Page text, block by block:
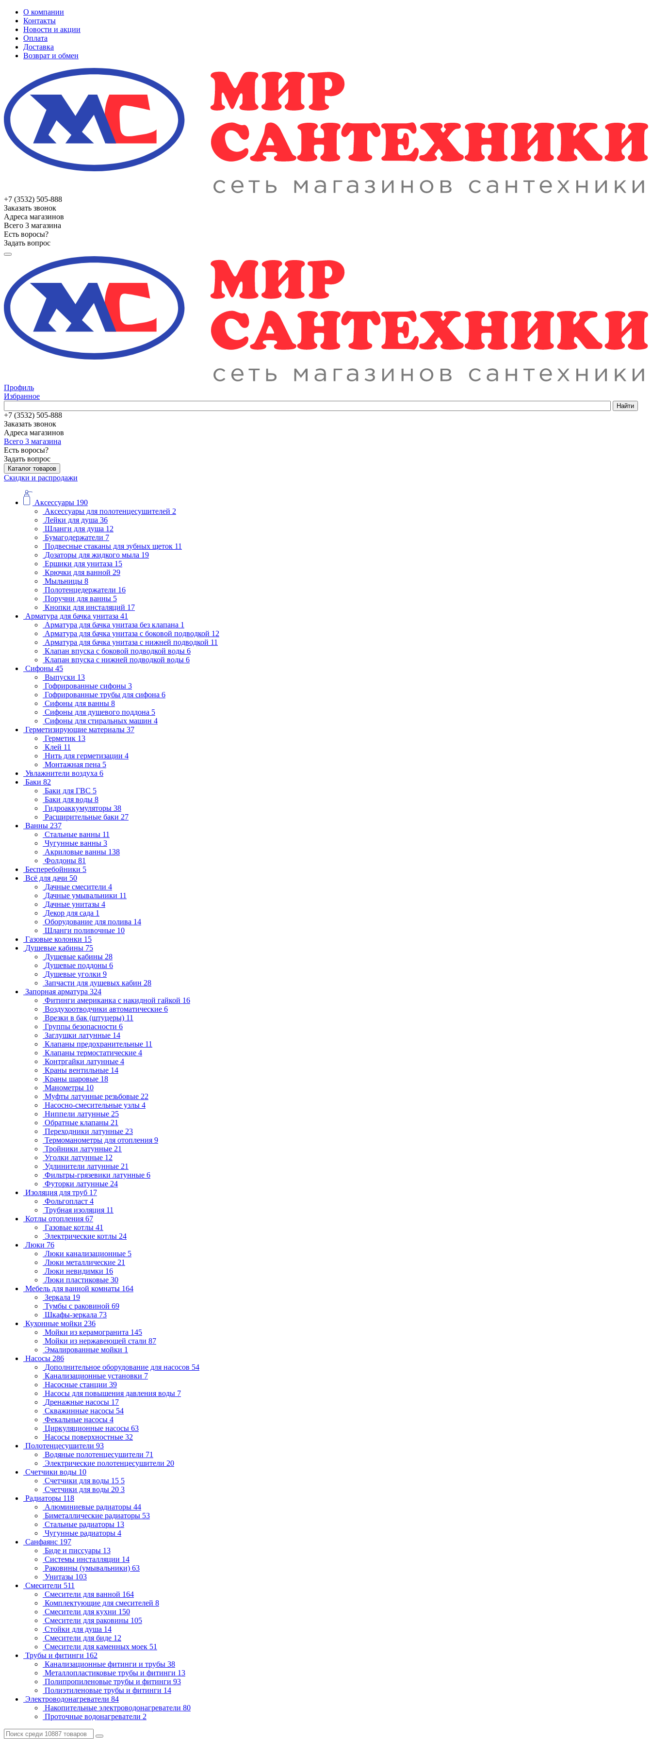
О компании
Контакты
Новости и акции
Оплата
Доставка
Возврат и обмен
+7 (3532) 505-888
Заказать звонок
Адреса магазинов
Всего 3 магазина
Есть воросы?
Задать вопрос
Профиль
Избранное
Найти
+7 (3532) 505-888
Заказать звонок
Адреса магазинов
Всего 3 магазина
Есть воросы?
Задать вопрос
Каталог товаров
Скидки и распродажи
Аксессуары 190
Аксессуары для полотенцесушителей 2
Лейки для душа 36
Шланги для душа 12
Бумагодержатели 7
Подвесные стаканы для зубных щеток 11
Дозаторы для жидкого мыла 19
Ершики для унитаза 15
Крючки для ванной 29
Мыльницы 8
Полотенцедержатели 16
Поручни для ванны 5
Кнопки для инсталяций 17
Арматура для бачка унитаза 41
Арматура для бачка унитаза без клапана 1
Арматура для бачка унитаза с боковой подводкой 12
Арматура для бачка унитаза с нижней подводкой 11
Клапан впуска с боковой подводкой воды 6
Клапан впуска с нижней подводкой воды 6
Сифоны 45
Выпуски 13
Гофрированные сифоны 3
Гофрированные трубы для сифона 6
Сифоны для ванны 8
Сифоны для душевого поддона 5
Сифоны для стиральных машин 4
Герметизирующие материалы 37
Герметик 13
Клей 11
Нить для герметизации 4
Монтажная пена 5
Увлажнители воздуха 6
Баки 82
Баки для ГВС 5
Баки для воды 8
Гидроаккумуляторы 38
Расширительные баки 27
Ванны 237
Стальные ванны 11
Чугунные ванны 3
Акриловые ванны 138
Фолдоны 81
Бесперебойники 5
Всё для дачи 50
Дачные смесители 4
Дачные умывальники 11
Дачные унитазы 4
Декор для сада 1
Оборудование для полива 14
Шланги поливочные 10
Газовые колонки 15
Душевые кабины 75
Душевые кабины 28
Душевые поддоны 6
Душевые уголки 9
Запчасти для душевых кабин 28
Запорная арматура 324
Фитинги американка с накидной гайкой 16
Воздухоотводчики автоматические 6
Врезки в бак (штуцеры) 11
Группы безопасности 6
Заглушки латунные 14
Клапаны предохранительные 11
Клапаны термостатические 4
Контргайки латунные 4
Краны вентильные 14
Краны шаровые 18
Манометры 10
Муфты латунные резьбовые 22
Насосно-смесительные узлы 4
Ниппели латунные 25
Обратные клапаны 21
Переходники латунные 23
Термоманометры для отопления 9
Тройники латунные 21
Уголки латунные 12
Удлинители латунные 21
Фильтры-грязевики латунные 6
Футорки латунные 24
Изоляция для труб 17
Фольгопласт 4
Трубная изоляция 11
Котлы отопления 67
Газовые котлы 41
Электрические котлы 24
Люки 76
Люки канализационные 5
Люки металлические 21
Люки невидимки 16
Люки пластиковые 30
Мебель для ванной комнаты 164
Зеркала 19
Тумбы с раковиной 69
Шкафы-зеркала 73
Кухонные мойки 236
Мойки из керамогранита 145
Мойки из нержавеющей стали 87
Эмалированные мойки 1
Насосы 286
Дополнительное оборудование для насосов 54
Канализационные установки 7
Насосные станции 39
Насосы для повышения давления воды 7
Дренажные насосы 17
Скважинные насосы 54
Фекальные насосы 4
Циркуляционные насосы 63
Насосы поверхностные 32
Полотенцесушители 93
Водяные полотенцесушители 71
Электрические полотенцесушители 20
Счетчики воды 10
Счетчики для воды 15 5
Счетчики для воды 20 3
Радиаторы 118
Алюминиевые радиаторы 44
Биметаллические радиаторы 53
Стальные радиаторы 13
Чугунные радиаторы 4
Санфаянс 197
Биде и писсуары 13
Системы инсталляции 14
Раковины (умывальники) 63
Унитазы 103
Смесители 511
Смесители для ванной 164
Комплектующие для смесителей 8
Смесители для кухни 150
Смесители для раковины 105
Стойки для душа 14
Смесители для биде 12
Смесители для каменных моек 51
Трубы и фитинги 162
Канализационные фитинги и трубы 38
Металлопластиковые трубы и фитинги 13
Полипропиленовые трубы и фитинги 93
Полиэтиленовые трубы и фитинги 14
Электроводонагреватели 84
Накопительные электроводонагреватели 80
Проточные водонагреватели 2